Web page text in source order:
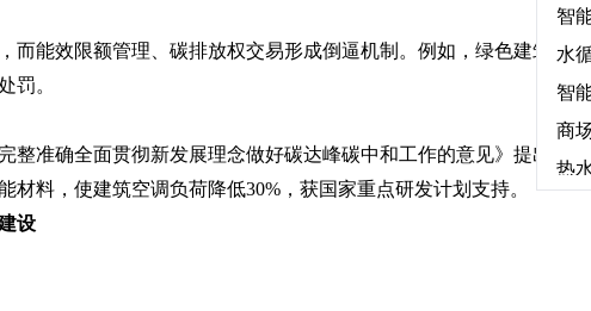
而能效限额管理、碳排放权交易形成倒逼机制。例如，绿色建筑认证
罚。
整准确全面贯彻新发展理念做好碳达峰碳中和工作的意见》提出发展
料，使建筑空调负荷降低30%，获国家重点研发计划支持。
设